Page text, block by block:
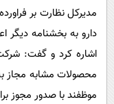
مدیرکل نظارت بر
دارو به بخشنامه دیگر
اشاره کرد و گفت:
محصولات مشابه مجاز
موظفند با صدور مجوز